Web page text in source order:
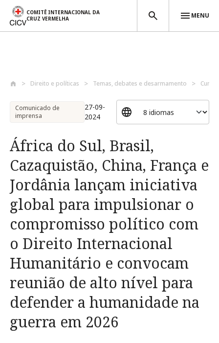
COMITÊ INTERNACIONAL DA
CRUZ VERMELHA
MENU
Direito e políticas Temas, debates e desarmamento
Comunicado de
imprensa
27-09-
2024
África do Sul, Brasil,
Cazaquistão, China, França e
Jordânia lançam iniciativa
global para impulsionar o
compromisso político com
o Direito Internacional
Humanitário e convocam
reunião de alto nível para
defender a humanidade na
guerra em 2026